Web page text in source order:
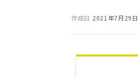
作成日 2021年7月29日